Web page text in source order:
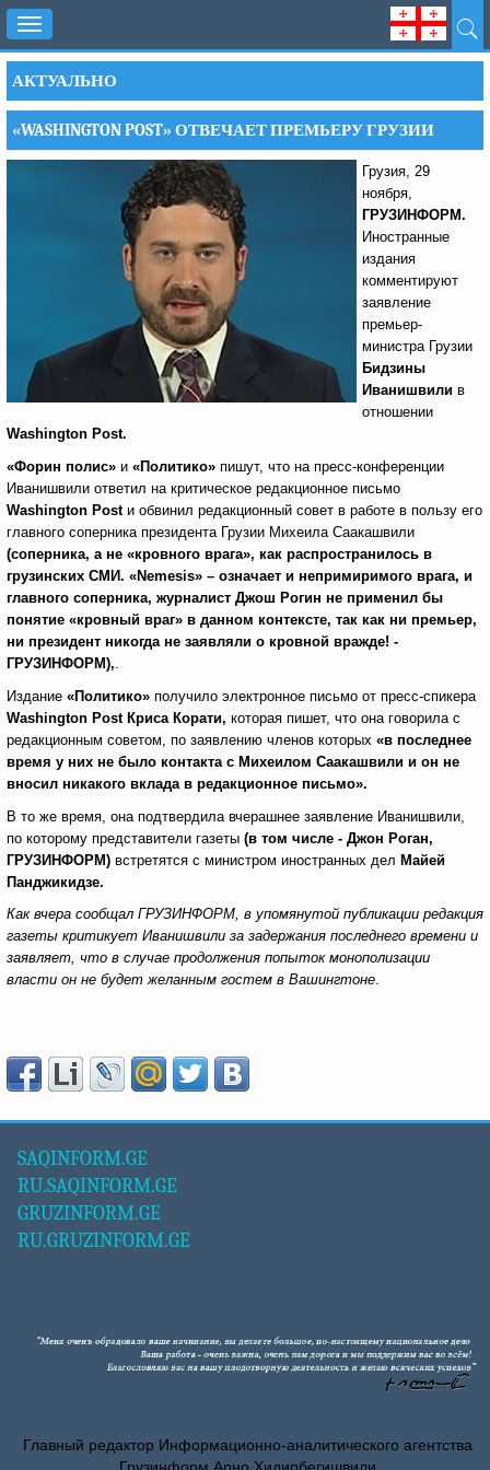
Toggle
navigation
АКТУАЛЬНО
«WASHINGTON POST» ОТВЕЧАЕТ ПРЕМЬЕРУ ГРУЗИИ
Грузия, 29
ноября,
ГРУЗИНФОРМ.
Иностранные
издания
комментируют
заявление
премьер-
министра Грузии
Бидзины
Иванишвили в
отношении
Washington Post.
«Форин полис» и «Политико» пишут, что на пресс-конференции
Иванишвили ответил на критическое редакционное письмо
Washington Postи обвинил редакционный совет в работе в пользу его
главного соперника президента Грузии Михеила Саакашвили
(соперника, а не «кровного врага», как распространилось в
грузинских СМИ. «Nemesis» – означает и непримиримого врага, и
главного соперника, журналист Джош Рогин не применил бы
понятие «кровный враг» в данном контексте, так как ни премьер,
ни президент никогда не заявляли о кровной вражде! -
ГРУЗИНФОРМ),.
Издание «Политико» получило электронное письмо от пресс-спикера
Washington PostКриса Корати, которая пишет, что она говорила с
редакционным советом, по заявлению членов которых «в последнее
время у них не было контакта с Михеилом Саакашвили и он не
вносил никакого вклада в редакционное письмо».
В то же время, она подтвердила вчерашнее заявление Иванишвили,
по которому представители газеты (в том числе - Джон Роган,
ГРУЗИНФОРМ) встретятся с министром иностранных дел Майей
Панджикидзе.
Как вчера сообщал ГРУЗИНФОРМ, в упомянутой публикации редакция
газеты критикует Иванишвили за задержания последнего времени и
заявляет, что в случае продолжения попыток монополизации
власти он не будет желанным гостем в Вашингтоне.
SAQINFORM.GE
RU.SAQINFORM.GE
GRUZINFORM.GE
RU.GRUZINFORM.GE
Главный редактор Информационно-аналитического агентства
Грузинформ Арно Хидирбегишвили